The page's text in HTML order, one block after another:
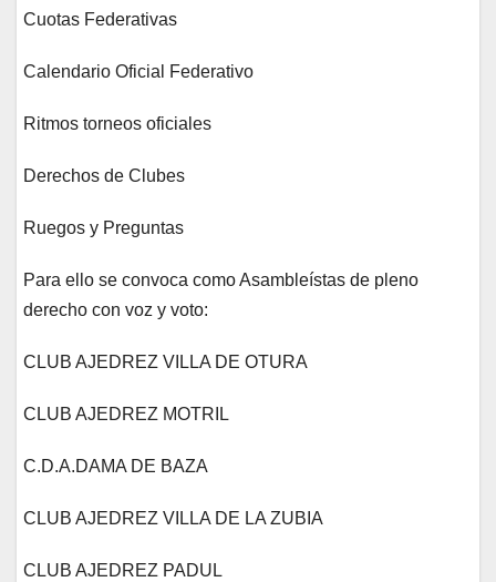
Cuotas Federativas
Calendario Oficial Federativo
Ritmos torneos oficiales
Derechos de Clubes
Ruegos y Preguntas
Para ello se convoca como Asambleístas de pleno
derecho con voz y voto:
CLUB AJEDREZ VILLA DE OTURA
CLUB AJEDREZ MOTRIL
C.D.A.DAMA DE BAZA
CLUB AJEDREZ VILLA DE LA ZUBIA
CLUB AJEDREZ PADUL